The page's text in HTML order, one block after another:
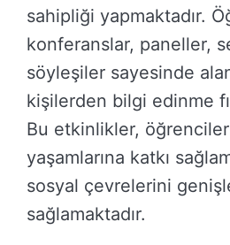
sahipliği yapmaktadır.
konferanslar, paneller,
söyleşiler sayesinde
kişilerden bilgi edinme
Bu etkinlikler,
yaşamlarına katkı
sosyal çevrelerini
sağlamaktadır.